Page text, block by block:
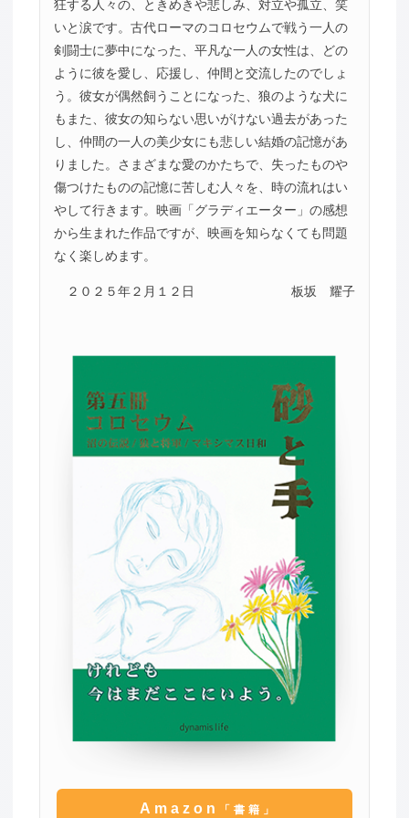
狂する人々の、ときめきや悲しみ、対立や孤立、笑
いと涙です。古代ローマのコロセウムで戦う一人の
剣闘士に夢中になった、平凡な一人の女性は、どの
ように彼を愛し、応援し、仲間と交流したのでしょ
う。彼女が偶然飼うことになった、狼のような犬に
もまた、彼女の知らない思いがけない過去があった
し、仲間の一人の美少女にも悲しい結婚の記憶があ
りました。さまざまな愛のかたちで、失ったものや
傷つけたものの記憶に苦しむ人々を、時の流れはい
やして行きます。映画「グラディエーター」の感想
から生まれた作品ですが、映画を知らなくても問題
なく楽しめます。
２０２５年２月１２日 板坂 耀子
Amazon 「書籍」